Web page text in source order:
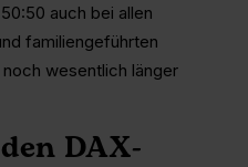
auch bei allen
familiengeführten
wesentlich länger
DAX-